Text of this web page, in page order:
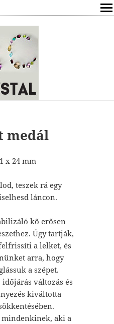
HATÁSAI
/ KOSÁR
medál
x 24 mm
teszek rá egy
láncon.
kő erősen
Úgy tartják,
a lelket, és
arra, hogy
a szépet.
időjárás változás és
kiváltotta
aki a